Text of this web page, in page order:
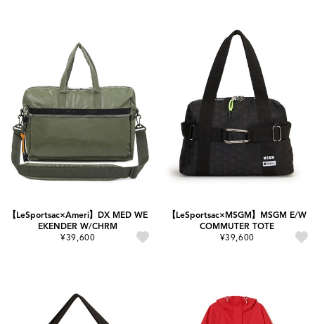
【LeSportsac×Ameri】DX MED WE
EKENDER W/CHRM
¥39,600
【LeSportsac×MSGM】MSGM E/W
COMMUTER TOTE
¥39,600